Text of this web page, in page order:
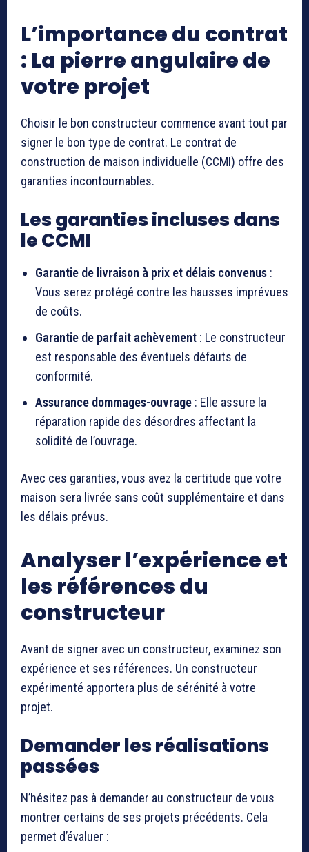
L’importance du contrat
: La pierre angulaire de
votre projet
Choisir le bon constructeur commence avant tout par
signer le bon type de contrat. Le contrat de
construction de maison individuelle (CCMI) offre des
garanties incontournables.
Les garanties incluses dans
le CCMI
Garantie de livraison à prix et délais convenus :
Vous serez protégé contre les hausses imprévues
de coûts.
Garantie de parfait achèvement : Le constructeur
est responsable des éventuels défauts de
conformité.
Assurance dommages-ouvrage : Elle assure la
réparation rapide des désordres affectant la
solidité de l’ouvrage.
Avec ces garanties, vous avez la certitude que votre
maison sera livrée sans coût supplémentaire et dans
les délais prévus.
Analyser l’expérience et
les références du
constructeur
Avant de signer avec un constructeur, examinez son
expérience et ses références. Un constructeur
expérimenté apportera plus de sérénité à votre
projet.
Demander les réalisations
passées
N’hésitez pas à demander au constructeur de vous
montrer certains de ses projets précédents. Cela
permet d’évaluer :